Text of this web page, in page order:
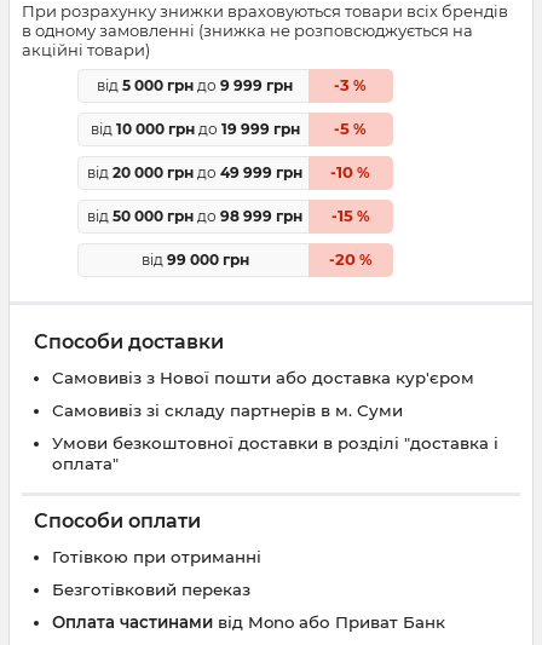
При розрахунку знижки враховуються товари всіх брендів
в одному замовленні (знижка не розповсюджується на
акційні товари)
від 5 000 грн до 9 999 грн -3 %
від 10 000 грндо 19 999 грн -5 %
від 20 000 грн до 49 999 грн -10 %
від 50 000 грн до 98 999 грн -15%
від 99 000 грн -20%
Способи доставки
Самовивіз з Нової пошти або доставка кур'єром
Самовивіз зі складу партнерів в м. Суми
Умови безкоштовної доставки в розділі "доставка і
оплата"
Способи оплати
Готівкою при отриманні
Безготівковий переказ
Оплата частинами від Mono або Приват Банк